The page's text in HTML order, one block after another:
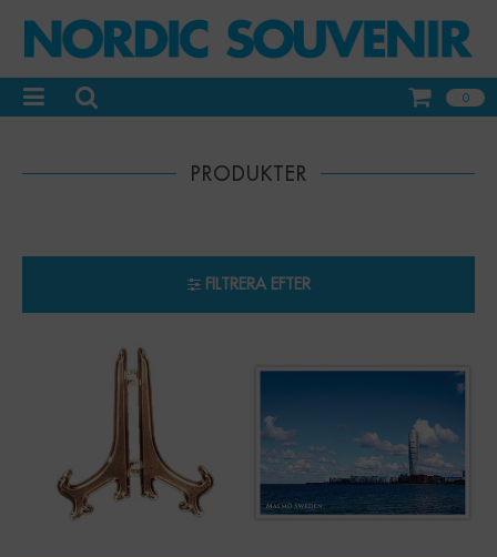
0
PRODUKTER
FILTRERA EFTER
+